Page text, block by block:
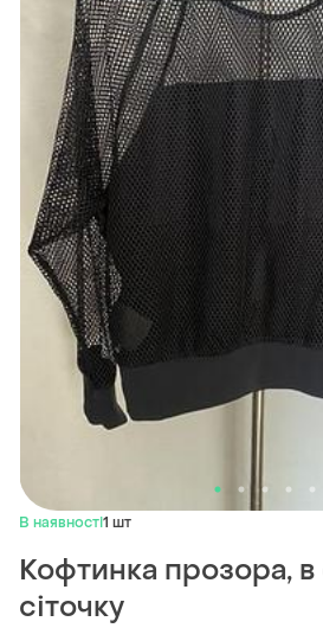
В наявності1 шт
Кофтинка прозора,
сіточку